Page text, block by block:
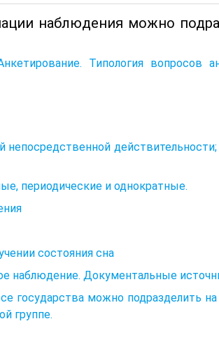
наблюдения можно
Типология вопросов
периодические и однократные.
состояния сна
наблюдение. Документальные
государства можно подразделить
группе.